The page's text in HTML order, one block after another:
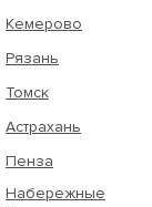
Кемерово
Рязань
Томск
Астрахань
Пенза
Набережные